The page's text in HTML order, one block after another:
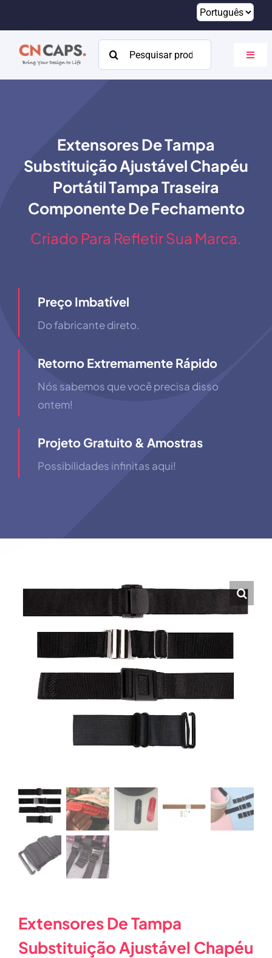
conteúdo
Procurar:
Catálogo
Recursos
Contato
Extensores De Tampa
Substituição Ajustável Chapéu
Portátil Tampa Traseira
Componente De Fechamento
Criado Para Refletir Sua Marca.
Preço Imbatível
Do fabricante direto.
Retorno Extremamente Rápido
Nós sabemos que você precisa disso
ontem!
Projeto Gratuito & Amostras
Possibilidades infinitas aqui!
Extensores De Tampa
Substituição Ajustável Chapéu